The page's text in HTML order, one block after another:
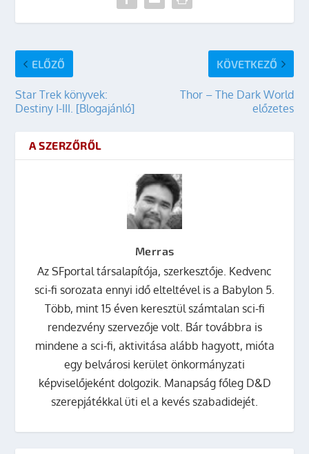
ELŐZŐ
Star Trek könyvek:
Destiny I-III. [Blogajánló]
KÖVETKEZŐ
Thor – The Dark World
előzetes
A SZERZŐRŐL
Merras
Az SFportal társalapítója, szerkesztője. Kedvenc
sci-fi sorozata ennyi idő elteltével is a Babylon 5.
Több, mint 15 éven keresztül számtalan sci-fi
rendezvény szervezője volt. Bár továbbra is
mindene a sci-fi, aktivitása alább hagyott, mióta
egy belvárosi kerület önkormányzati
képviselőjeként dolgozik. Manapság főleg D&D
szerepjátékkal üti el a kevés szabadidejét.